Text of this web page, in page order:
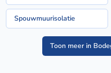
Spouwmuurisolatie
Toon meer in